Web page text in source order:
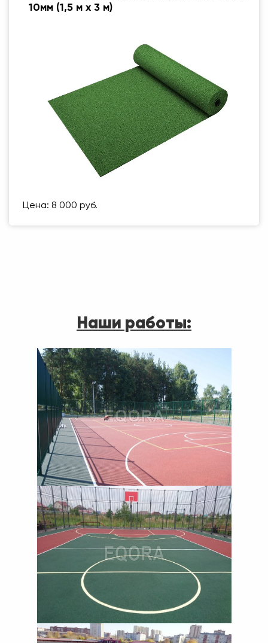
10мм (1,5 м х 3 м)
Цена: 8 000 руб.
Наши работы: